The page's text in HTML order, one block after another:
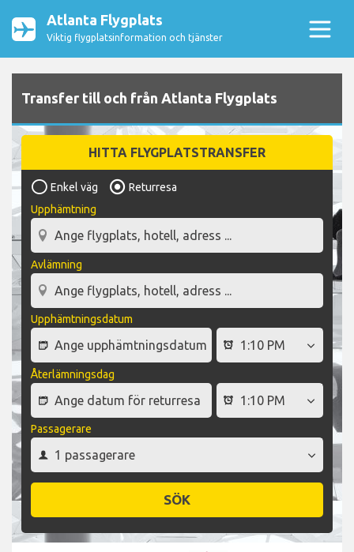
Atlanta Flygplats
Viktig flygplatsinformation och tjänster
Transfer till och från Atlanta Flygplats
HITTA FLYGPLATSTRANSFER
Enkel väg
Returresa
Upphämtning
Avlämning
Upphämtningsdatum
Återlämningsdag
Passagerare
SÖK